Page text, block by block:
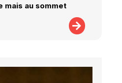
mais au sommet